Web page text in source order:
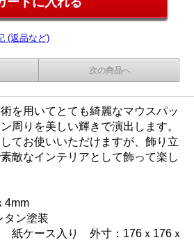
(返品など)
次の商品へ
を用いてとても綺麗なマウスパッ
周りを美しい輝きで演出します。
てお使いいただけますが、飾り立
敵なインテリアとして飾って楽し
4mm
タン塗装
紙ケース入り 外寸：176ｘ176ｘ